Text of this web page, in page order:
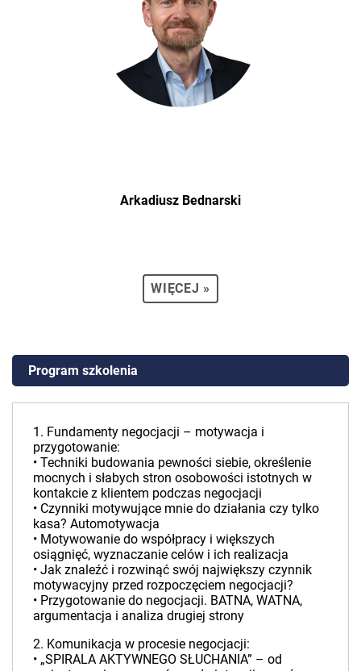
Arkadiusz Bednarski
WIĘCEJ »
Program szkolenia
1. Fundamenty negocjacji – motywacja i
przygotowanie:
• Techniki budowania pewności siebie, określenie
mocnych i słabych stron osobowości istotnych w
kontakcie z klientem podczas negocjacji
• Czynniki motywujące mnie do działania czy tylko
kasa? Automotywacja
• Motywowanie do współpracy i większych
osiągnięć, wyznaczanie celów i ich realizacja
• Jak znaleźć i rozwinąć swój największy czynnik
motywacyjny przed rozpoczęciem negocjacji?
• Przygotowanie do negocjacji. BATNA, WATNA,
argumentacja i analiza drugiej strony
2. Komunikacja w procesie negocjacji:
• „SPIRALA AKTYWNEGO SŁUCHANIA” – od